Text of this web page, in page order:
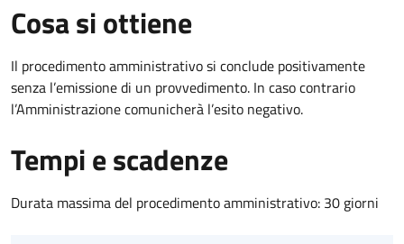
Cosa si ottiene
Il procedimento amministrativo si conclude positivamente
senza l’emissione di un provvedimento. In caso contrario
l’Amministrazione comunicherà l’esito negativo.
Tempi e scadenze
Durata massima del procedimento amministrativo: 30 giorni